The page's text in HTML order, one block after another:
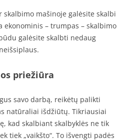
skalbimo mašinoje galėsite skalbi
ekonominis – trumpas – skalbimo
galėsite skalbti nedaug
priežiūra
savo darbą, reikėtų palikti
natūraliai išdžiūtų. Tikriausiai
kad skalbiant skalbyklės ne tik
tiek „vaikšto“. To išvengti padės